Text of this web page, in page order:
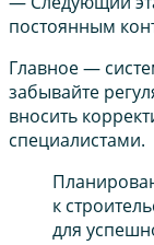
постоянным
Главное —
забывайте
вносить
специалистами.
к
для